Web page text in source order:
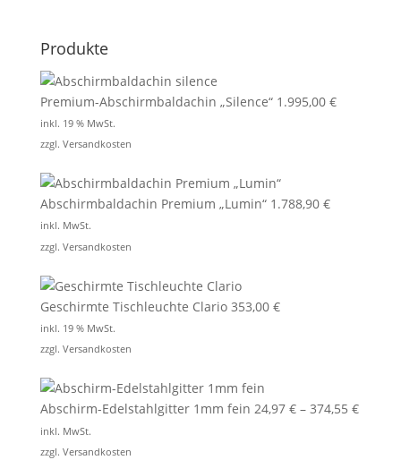
Produkte
Premium-Abschirmbaldachin „Silence“ 1.995,00 €
inkl. 19 % MwSt.
zzgl. Versandkosten
Abschirmbaldachin Premium „Lumin“ 1.788,90 €
inkl. MwSt.
zzgl. Versandkosten
Geschirmte Tischleuchte Clario 353,00 €
inkl. 19 % MwSt.
zzgl. Versandkosten
Abschirm-Edelstahlgitter 1mm fein 24,97 €– 374,55 €
inkl. MwSt.
zzgl. Versandkosten